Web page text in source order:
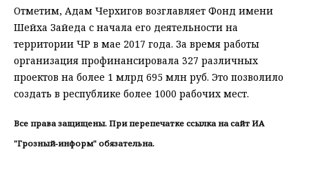
Отметим, Адам Черхигов возглавляет Фонд имени
Шейха Зайеда с начала его деятельности на
территории ЧР в мае 2017 года. За время работы
организация профинансировала 327 различных
проектов на более 1 млрд 695 млн руб. Это позволило
создать в республике более 1000 рабочих мест.
Все права защищены. При перепечатке ссылка на сайт ИА
"Грозный-информ" обязательна.